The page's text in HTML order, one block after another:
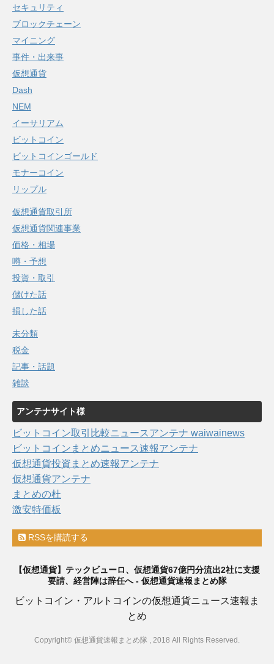
セキュリティ
ブロックチェーン
マイニング
事件・出来事
仮想通貨
Dash
NEM
イーサリアム
ビットコイン
ビットコインゴールド
モナーコイン
リップル
仮想通貨取引所
仮想通貨関連事業
価格・相場
噂・予想
投資・取引
儲けた話
損した話
未分類
税金
記事・話題
雑談
アンテナサイト様
ビットコイン取引比較ニュースアンテナ waiwainews
ビットコインまとめニュース速報アンテナ
仮想通貨投資まとめ速報アンテナ
仮想通貨アンテナ
まとめの杜
激安特価板
RSSを購読する
【仮想通貨】テックビューロ、仮想通貨67億円分流出2社に支援
要請、経営陣は辞任へ - 仮想通貨速報まとめ隊
ビットコイン・アルトコインの仮想通貨ニュース速報ま
とめ
Copyright© 仮想通貨速報まとめ隊 , 2018 All Rights Reserved.